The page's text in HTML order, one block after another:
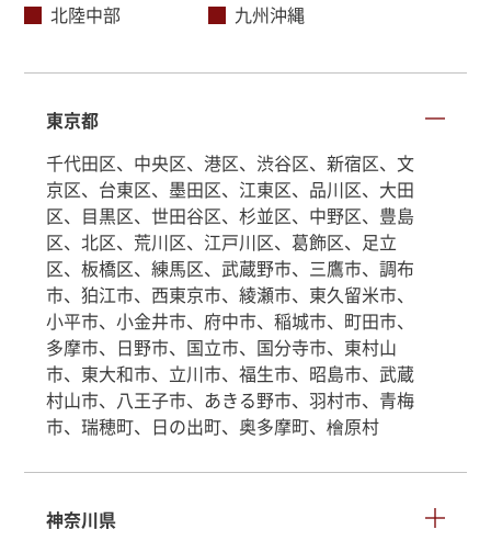
北陸中部
九州沖縄
東京都
千代田区、中央区、港区、渋谷区、新宿区、文
京区、台東区、墨田区、江東区、品川区、大田
区、目黒区、世田谷区、杉並区、中野区、豊島
区、北区、荒川区、江戸川区、葛飾区、足立
区、板橋区、練馬区、武蔵野市、三鷹市、調布
市、狛江市、西東京市、綾瀬市、東久留米市、
小平市、小金井市、府中市、稲城市、町田市、
多摩市、日野市、国立市、国分寺市、東村山
市、東大和市、立川市、福生市、昭島市、武蔵
村山市、八王子市、あきる野市、羽村市、青梅
市、瑞穂町、日の出町、奥多摩町、檜原村
神奈川県